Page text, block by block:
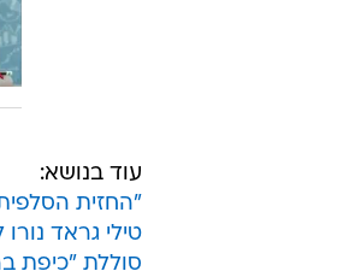
עוד בנושא:
"החזית
טילי גראד
סוללת "כיפת